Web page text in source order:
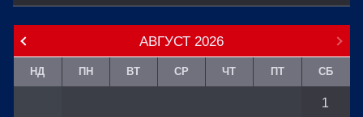
АВГУСТ 2026
НД ПН ВТ СР ЧТ ПТ СБ
1